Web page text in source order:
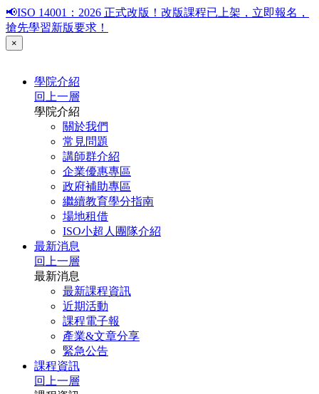
📢ISO 14001：2026 正式改版！改版課程已上架，立即報名，
搶先學習新版要求！
×
學院介紹
回上一層
學院介紹
關於我們
常見問題
講師群介紹
企業優惠專區
政府補助專區
繼續教育學分指南
場地租借
ISO小超人團隊介紹
最新消息
回上一層
最新消息
最新課程資訊
近期活動
課程電子報
產業&文章分享
緊急公告
課程資訊
回上一層